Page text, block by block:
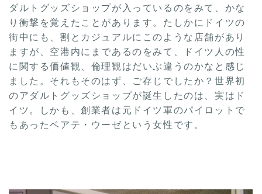
ダルトグッズショップが入っているのをみて、かな
り衝撃を覚えたことがあります。たしかにドイツの
街中にも、割とカジュアルにこのような店舗があり
ますが、空港内にまであるのをみて、ドイツ人の性
に関する価値観、倫理観はだいぶ違うのかなと感じ
ました。それもそのはず、ご存じでしたか？世界初
のアダルトグッズショップが誕生したのは、実はド
イツ。しかも、創業者は元ドイツ軍のパイロットで
もあったベアテ・ウーゼという女性です。